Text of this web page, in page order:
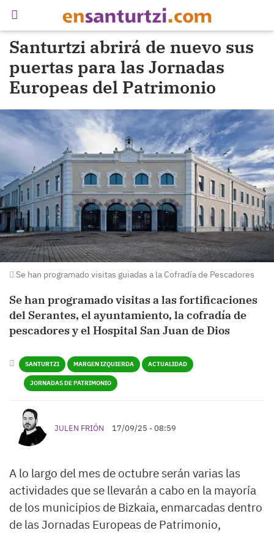
Santurtzi abrirá de nuevo sus
puertas para las Jornadas
Europeas del Patrimonio
Se han programado visitas guiadas a la Cofradía de Pescadores
Se han programado visitas a las fortificaciones
del Serantes, el ayuntamiento, la cofradía de
pescadores y el Hospital San Juan de Dios
SANTURTZI MARGEN IZQUIERDA ACTUALIDAD
JORNADAS DE PATRIMONIO
JULEN FRIÓN 17/09/25 - 08:59
A lo largo del mes de octubre serán varias las
actividades que se llevarán a cabo en la mayoría
de los municipios de Bizkaia, enmarcadas dentro
de las Jornadas Europeas de Patrimonio,